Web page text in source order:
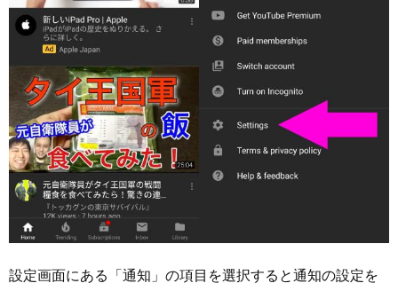
設定画面にある「通知」の項目を選択すると通知の設定を